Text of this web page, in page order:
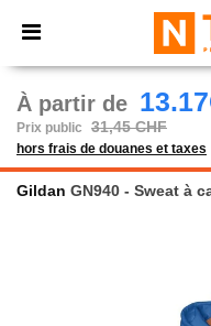
× Appli Ntextil
Meilleurs prix sur
À partir de
Prix public 31,45 CHF
hors frais de douanes et taxes
Gildan GN940 - Sweat à